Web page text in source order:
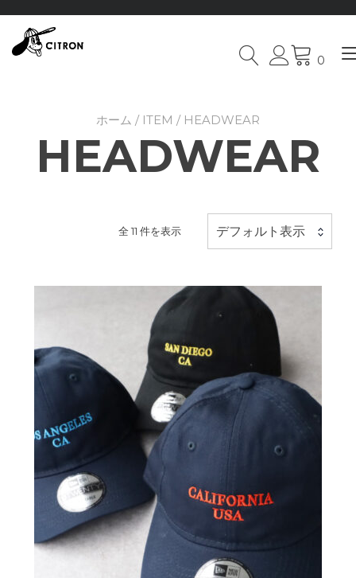
0
ホーム / ITEM / HEADWEAR
HEADWEAR
全 11 件を表示 デフォルト表示